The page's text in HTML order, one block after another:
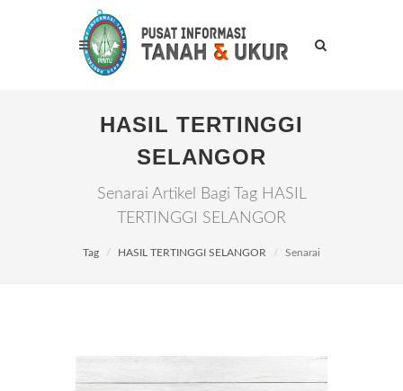
HASIL TERTINGGI
SELANGOR
Senarai Artikel Bagi Tag HASIL
TERTINGGI SELANGOR
Tag HASIL TERTINGGI SELANGOR Senarai